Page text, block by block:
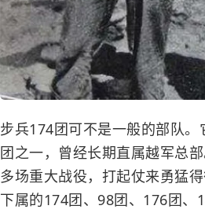
步兵174团可不是一般的部队
团之一，曾经长期直属越军总
多场重大战役，打起仗来勇猛
下属的174团、98团、176团、